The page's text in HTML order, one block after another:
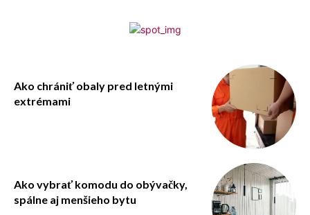
Ako chrániť obaly pred letnými
extrémami
Ako vybrať komodu do obývačky,
spálne aj menšieho bytu